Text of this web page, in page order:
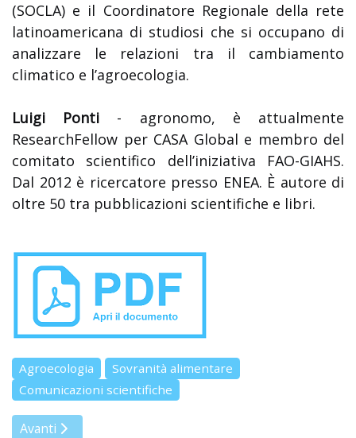
(SOCLA) e il Coordinatore Regionale della rete
latinoamericana di studiosi che si occupano di
analizzare le relazioni tra il cambiamento
climatico e l’agroecologia.
Luigi Ponti - agronomo, è attualmente
ResearchFellow per CASA Global e membro del
comitato scientifico dell’iniziativa FAO-GIAHS.
Dal 2012 è ricercatore presso ENEA. È autore di
oltre 50 tra pubblicazioni scientifiche e libri.
Agroecologia
Sovranità alimentare
Comunicazioni scientifiche
Articolo successivo: Agroecologia, sistemi agro-
Avanti